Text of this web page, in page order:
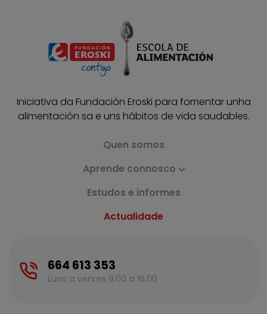
Iniciativa da Fundación Eroski para fomentar unha
alimentación sa e uns hábitos de vida saudables.
Quen somos
Aprende connosco
Estudos e informes
Actualidade
664 613 353
Luns a venres 9.00 a 15.00